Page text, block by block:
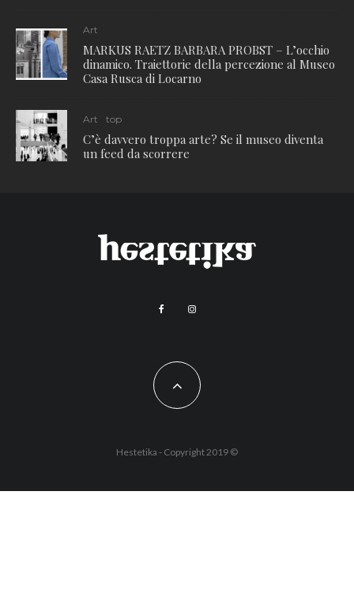
Art
MARKUS RAETZ BARBARA PROBST – L’occhio
dinamico. Traiettorie della percezione al Museo
Casa Rusca di Locarno
Art top
C’è davvero troppa arte? Se il museo diventa
un feed da scorrere
Hestetika - Copyright 2019 ©